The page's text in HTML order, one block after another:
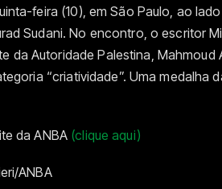
feira (10), em São Paulo, ao
Sudani. No encontro, o escritor
da Autoridade Palestina, Mahmoud
“criatividade”. Uma medalha
da ANBA (clique aqui)
ANBA